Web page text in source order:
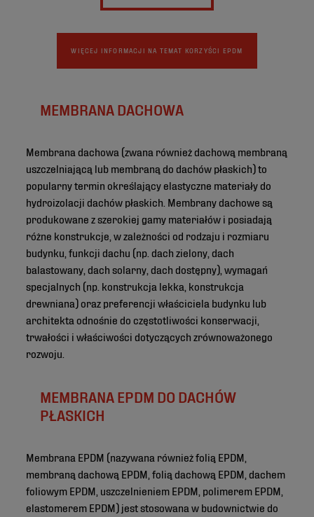
WIĘCEJ INFORMACJI NA TEMAT KORZYŚCI EPDM
MEMBRANA DACHOWA
Membrana dachowa (zwana również dachową membraną
uszczelniającą lub membraną do dachów płaskich) to
popularny termin określający elastyczne materiały do
hydroizolacji dachów płaskich. Membrany dachowe są
produkowane z szerokiej gamy materiałów i posiadają
różne konstrukcje, w zależności od rodzaju i rozmiaru
budynku, funkcji dachu (np. dach zielony, dach
balastowany, dach solarny, dach dostępny), wymagań
specjalnych (np. konstrukcja lekka, konstrukcja
drewniana) oraz preferencji właściciela budynku lub
architekta odnośnie do częstotliwości konserwacji,
trwałości i właściwości dotyczących zrównoważonego
rozwoju.
MEMBRANA EPDM DO DACHÓW
PŁASKICH
Membrana EPDM (nazywana również folią EPDM,
membraną dachową EPDM, folią dachową EPDM, dachem
foliowym EPDM, uszczelnieniem EPDM, polimerem EPDM,
elastomerem EPDM) jest stosowana w budownictwie do